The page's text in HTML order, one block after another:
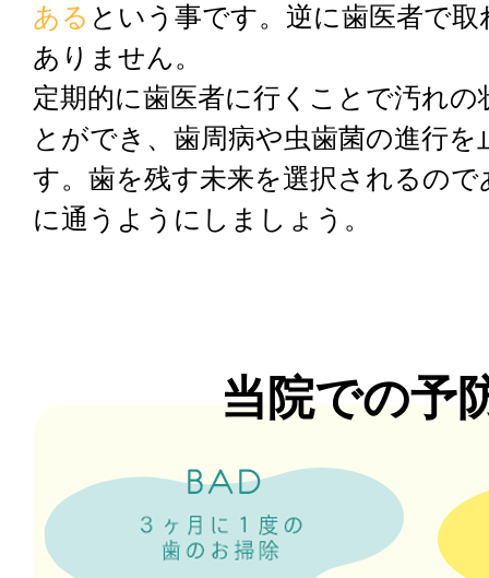
ある という事です。逆に歯医者で
ありません。
定期的に歯医者に行くことで汚れ
とができ、歯周病や虫歯菌の進行
す。歯を残す未来を選択されるの
に通うようにしましょう。
当院での予